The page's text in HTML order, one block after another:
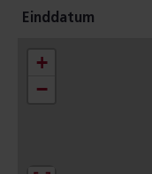
Einddatum
+
−